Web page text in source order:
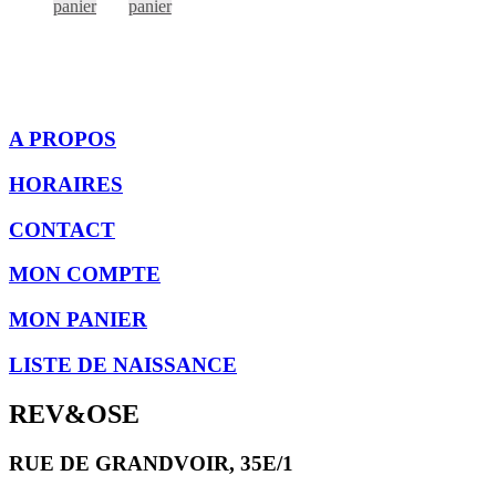
panier
panier
A PROPOS
HORAIRES
CONTACT
MON COMPTE
MON PANIER
LISTE DE NAISSANCE
REV&OSE
RUE DE GRANDVOIR, 35E/1